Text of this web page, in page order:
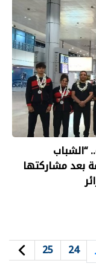
“الشباب
بعد مشاركتها
24
25